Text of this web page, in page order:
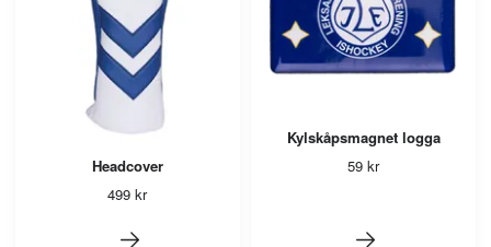
Headcover
499 kr
Kylskåpsmagnet logga
59 kr